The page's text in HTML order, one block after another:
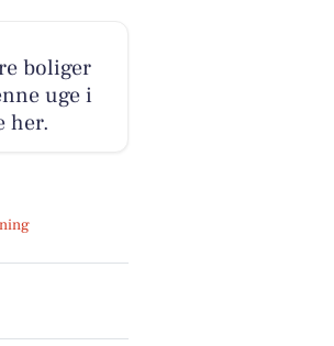
boliger
uge i
her.